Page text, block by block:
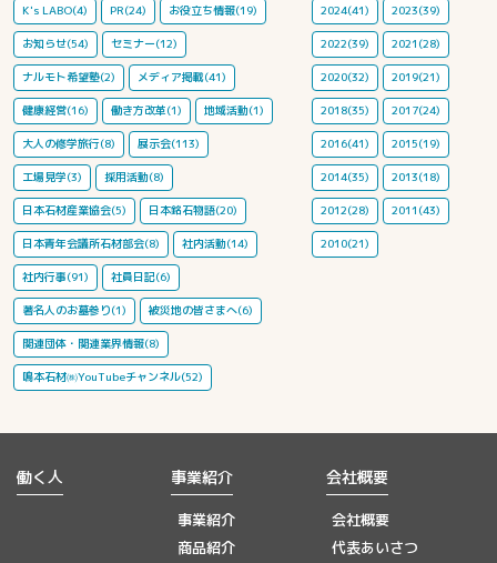
K's LABO(4) PR(24) お役立ち情報(19)
お知らせ(54) セミナー(12)
ナルモト希望塾(2) メディア掲載(41)
健康経営(16) 働き方改革(1) 地域活動(1)
大人の修学旅行(8) 展示会(113)
工場見学(3) 採用活動(8)
日本石材産業協会(5) 日本銘石物語(20)
日本青年会議所石材部会(8) 社内活動(14)
社内行事(91) 社員日記(6)
著名人のお墓参り(1) 被災地の皆さまへ(6)
関連団体・関連業界情報(8)
鳴本石材㈱YouTubeチャンネル(52)
2024(41) 2023(39)
2022(39) 2021(28)
2020(32) 2019(21)
2018(35) 2017(24)
2016(41) 2015(19)
2014(35) 2013(18)
2012(28) 2011(43)
2010(21)
働く人 事業紹介
事業紹介
商品紹介
会社概要
会社概要
代表あいさつ